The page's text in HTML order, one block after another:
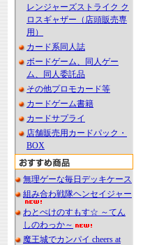
レンジャーズストライク ク
ロスギャザー（店頭販売専
用）
カード系同人誌
ボードゲーム、同人ゲー
ム、同人委託品
その他プロモカード等
カードゲーム書籍
カードサプライ
店舗販売用カードパック・
BOX
無理ゲーな毎日デッキケース
組み合わ戦隊ヘンセイジャー
わとぺけのすもす☆ ～てん
しのわっか～
魔王城でカンパイ cheers at